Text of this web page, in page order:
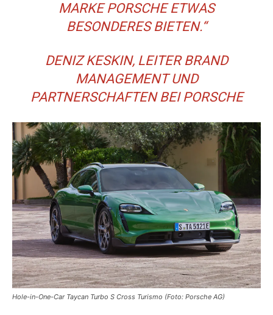
MARKE PORSCHE ETWAS
BESONDERES BIETEN.“
DENIZ KESKIN, LEITER BRAND
MANAGEMENT UND
PARTNERSCHAFTEN BEI PORSCHE
Hole-in-One-Car Taycan Turbo S Cross Turismo (Foto: Porsche AG)